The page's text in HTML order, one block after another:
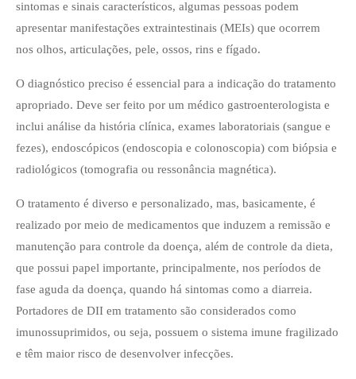
sintomas e sinais característicos, algumas pessoas podem
apresentar manifestações extraintestinais (MEIs) que ocorrem
nos olhos, articulações, pele, ossos, rins e fígado.
O diagnóstico preciso é essencial para a indicação do tratamento
apropriado. Deve ser feito por um médico gastroenterologista e
inclui análise da história clínica, exames laboratoriais (sangue e
fezes), endoscópicos (endoscopia e colonoscopia) com biópsia e
radiológicos (tomografia ou ressonância magnética).
O tratamento é diverso e personalizado, mas, basicamente, é
realizado por meio de medicamentos que induzem a remissão e
manutenção para controle da doença, além de controle da dieta,
que possui papel importante, principalmente, nos períodos de
fase aguda da doença, quando há sintomas como a diarreia.
Portadores de DII em tratamento são considerados como
imunossuprimidos, ou seja, possuem o sistema imune fragilizado
e têm maior risco de desenvolver infecções.